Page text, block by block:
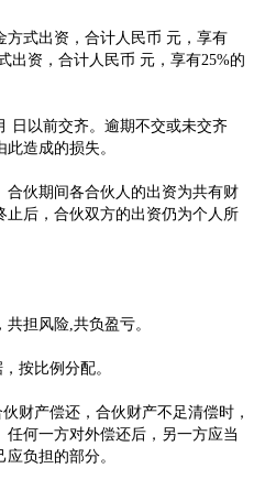
式出资，合计人民币 元，享有
出资，合计人民币 元，享有25%的
日以前交齐。逾期不交或未交齐
造成的损失。
伙期间各合伙人的出资为共有财
止后，合伙双方的出资仍为个人所
担风险,共负盈亏。
按比例分配。
财产偿还，合伙财产不足清偿时，
任何一方对外偿还后，另一方应当
负担的部分。